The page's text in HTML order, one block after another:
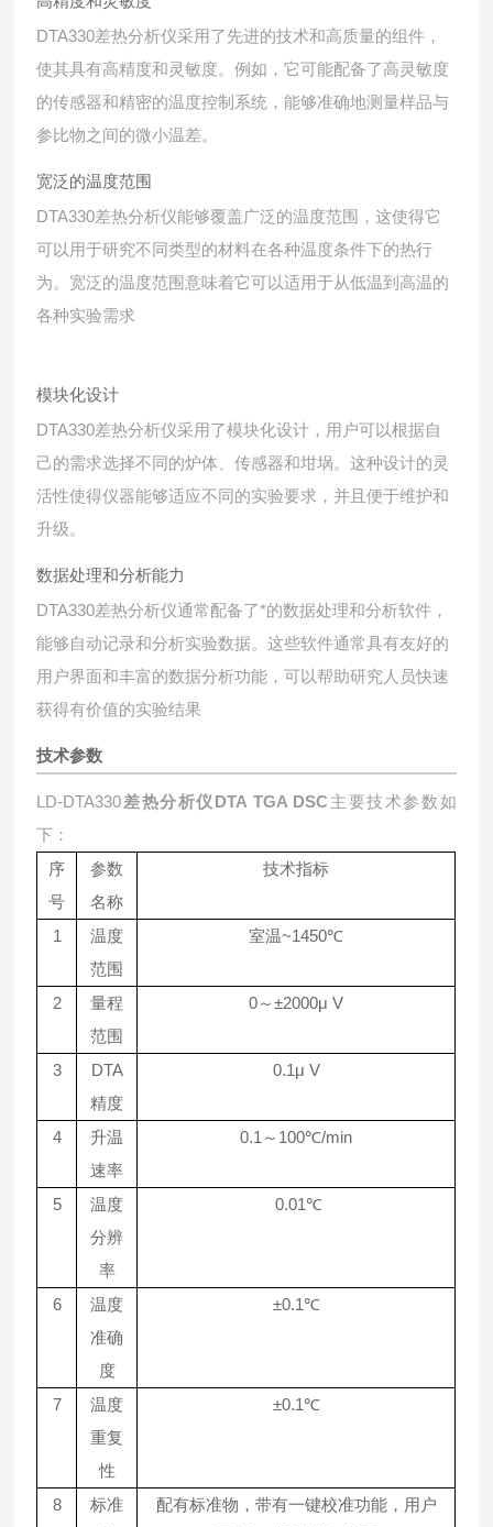
DTA330差热分析仪采用了先进的技术和高质量的组件，
使其具有高精度和灵敏度。例如，它可能配备了高灵敏度
的传感器和精密的温度控制系统，能够准确地测量样品与
参比物之间的微小温差。
宽泛的温度范围
DTA330差热分析仪能够覆盖广泛的温度范围，这使得它
可以用于研究不同类型的材料在各种温度条件下的热行
为。宽泛的温度范围意味着它可以适用于从低温到高温的
各种实验需求
模块化设计
DTA330差热分析仪采用了模块化设计，用户可以根据自
己的需求选择不同的炉体、传感器和坩埚。这种设计的灵
活性使得仪器能够适应不同的实验要求，并且便于维护和
升级。
数据处理和分析能力
DTA330差热分析仪通常配备了*的数据处理和分析软件，
能够自动记录和分析实验数据。这些软件通常具有友好的
用户界面和丰富的数据分析功能，可以帮助研究人员快速
获得有价值的实验结果
技术参数
LD-DTA330差热分析仪DTA TGA DSC 主要技术参数如
下：
序
号
参数
名称
技术指标
1
温度
范围
室温~1450℃
2
量程
范围
0～±2000μ V
3 DTA
精度
0.1μ V
4
升温
速率
0.1 ～ 100℃/min
5
温度
分辨
率
0.01℃
6
温度
准确
度
±0.1℃
7
温度
重复
性
±0.1℃
8
标准
配有标准物，带有一键校准功能，用户